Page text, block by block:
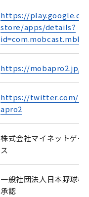
https://
store/apps/details?
id=com.mobcast.mbl
https://mobapro2.jp/
https://twitter.com/
apro2
株式会社マイネットゲー
ス
一般社団法人日本野球機
承認